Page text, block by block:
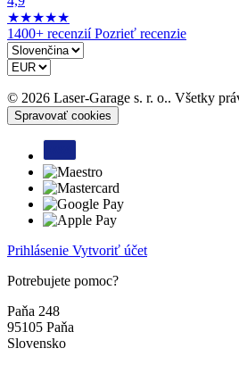
★★★★★
1400+ recenzií Pozrieť recenzie
© 2026 Laser-Garage s. r. o.. Všetky
Spravovať cookies
Prihlásenie Vytvoriť účet
Potrebujete pomoc?
Paňa 248
95105 Paňa
Slovensko